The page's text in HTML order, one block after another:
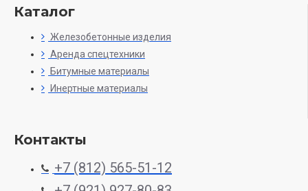
Каталог
Железобетонные изделия
Аренда спецтехники
Битумные материалы
Инертные материалы
Контакты
+7 (812) 565-51-12